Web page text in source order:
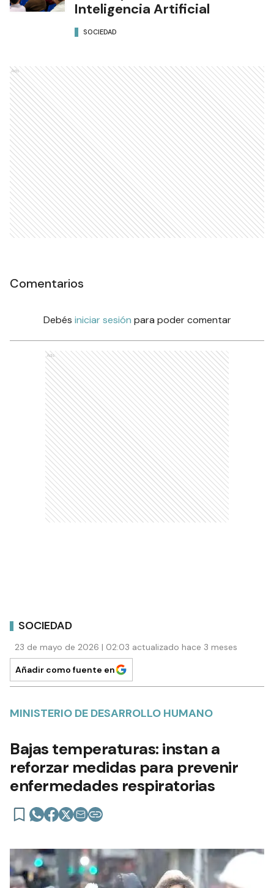
Inteligencia Artificial
SOCIEDAD
Ads
Comentarios
Debés iniciar sesión para poder comentar
Ads
SOCIEDAD
23 de mayo de 2026 | 02:03 actualizado hace 3 meses
Añadir como fuente en
MINISTERIO DE DESARROLLO HUMANO
Bajas temperaturas: instan a
reforzar medidas para prevenir
enfermedades respiratorias